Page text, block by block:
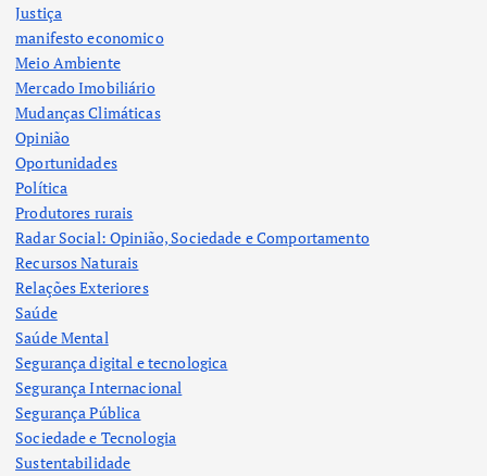
Justiça
manifesto economico
Meio Ambiente
Mercado Imobiliário
Mudanças Climáticas
Opinião
Oportunidades
Política
Produtores rurais
Radar Social: Opinião, Sociedade e Comportamento
Recursos Naturais
Relações Exteriores
Saúde
Saúde Mental
Segurança digital e tecnologica
Segurança Internacional
Segurança Pública
Sociedade e Tecnologia
Sustentabilidade